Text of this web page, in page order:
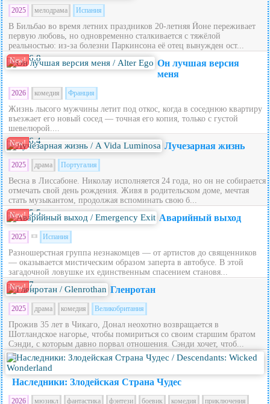
2025 мелодрама Испания
В Бильбао во время летних праздников 20‑летняя Йоне переживает
первую любовь, но одновременно сталкивается с тяжёлой
реальностью: из‑за болезни Паркинсона её отец вынужден ост...
New! 6.8
Он лучшая версия
меня
2026 комедия Франция
Жизнь лысого мужчины летит под откос, когда в соседнюю квартиру
въезжает его новый сосед — точная его копия, только с густой
шевелюрой....
New! 6.4 Лучезарная жизнь
2025 драма Португалия
Весна в Лиссабоне. Николау исполняется 24 года, но он не собирается
отмечать свой день рождения. Живя в родительском доме, мечтая
стать музыкантом, продолжая вспоминать свою б...
New! 5.5 Аварийный выход
2025 Испания
Разношерстная группа незнакомцев — от артистов до священников
— оказывается мистическим образом заперта в автобусе. В этой
загадочной ловушке их единственным спасением становя...
New! 7 Гленротан
2025 драма комедия Великобритания
Прожив 35 лет в Чикаго, Донал неохотно возвращается в
Шотландское нагорье, чтобы помириться со своим старшим братом
Сэнди, с которым давно порвал отношения. Сэнди хочет, чтоб...
5.6
Наследники: Злодейская Страна Чудес
2026 мюзикл фантастика фэнтези боевик комедия
приключения